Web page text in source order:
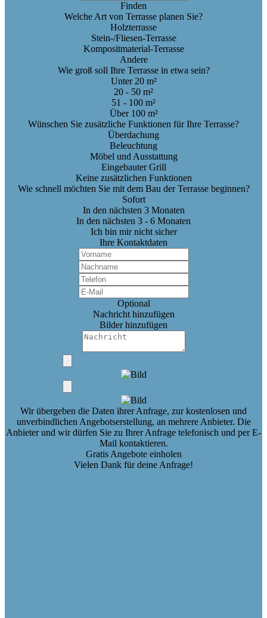
Finden
Welche Art von Terrasse planen Sie?
Holzterrasse
Stein-/Fliesen-Terrasse
Kompositmaterial-Terrasse
Andere
Wie groß soll Ihre Terrasse in etwa sein?
Unter 20 m²
20 - 50 m²
51 - 100 m²
Über 100 m²
Wünschen Sie zusätzliche Funktionen für Ihre Terrasse?
Überdachung
Beleuchtung
Möbel und Ausstattung
Eingebauter Grill
Keine zusätzlichen Funktionen
Wie schnell möchten Sie mit dem Bau der Terrasse beginnen?
Sofort
In den nächsten 3 Monaten
In den nächsten 3 - 6 Monaten
Ich bin mir nicht sicher
Ihre Kontaktdaten
Optional
Nachricht hinzufügen
Bilder hinzufügen
Wir übergeben die Daten ihrer Anfrage, zur kostenlosen und
unverbindlichen Angebotserstellung, an mehrere Anbieter. Die
Anbieter und wir dürfen Sie zu Ihrer Anfrage telefonisch und per E-
Mail kontaktieren.
Gratis Angebote einholen
Vielen Dank für deine Anfrage!